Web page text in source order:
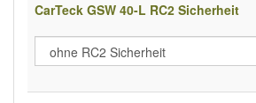
CarTeck GSW 40-L RC2 Sicherheit